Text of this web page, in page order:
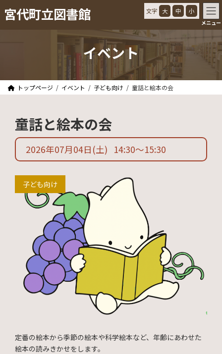
ン
プ
ビ
動
宮代町立図書館 文字 大 中 小
メニュー
イベント
トップページ イベント 子ども向け 童話と絵本の会
童話と絵本の会
2026年07月04日 (土) 14:30〜15:30
子ども向け
定番の絵本から季節の絵本や科学絵本など、年齢にあわせた
絵本の読みきかせをします。